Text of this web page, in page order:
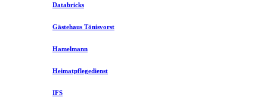
Databricks
Gästehaus Tönisvorst
Hamelmann
Heimatpflegedienst
IFS